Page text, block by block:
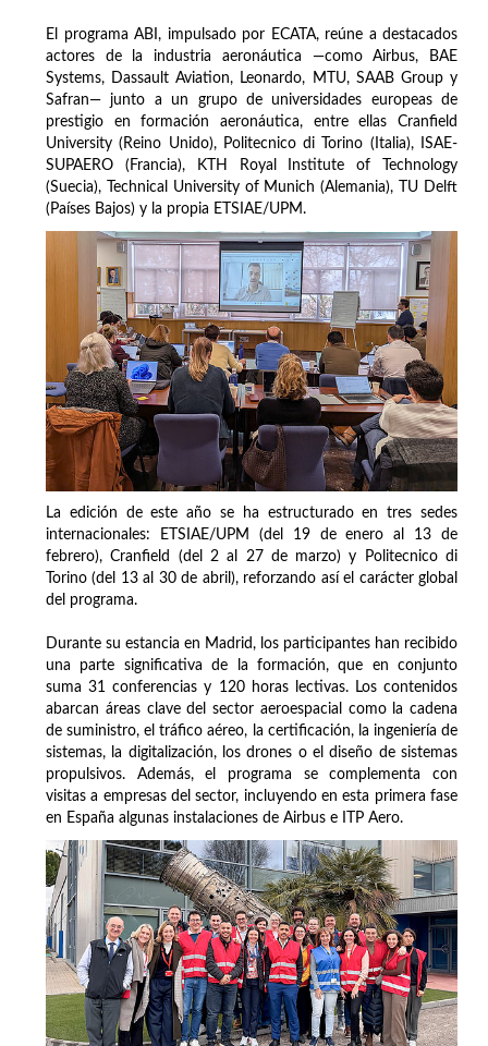
El programa ABI, impulsado por ECATA, reúne a destacados
actores de la industria aeronáutica —como Airbus, BAE
Systems, Dassault Aviation, Leonardo, MTU, SAAB Group y
Safran— junto a un grupo de universidades europeas de
prestigio en formación aeronáutica, entre ellas Cranfield
University (Reino Unido), Politecnico di Torino (Italia), ISAE-
SUPAERO (Francia), KTH Royal Institute of Technology
(Suecia), Technical University of Munich (Alemania), TU Delft
(Países Bajos) y la propia ETSIAE/UPM.
La edición de este año se ha estructurado en tres sedes
internacionales: ETSIAE/UPM (del 19 de enero al 13 de
febrero), Cranfield (del 2 al 27 de marzo) y Politecnico di
Torino (del 13 al 30 de abril), reforzando así el carácter global
del programa.
Durante su estancia en Madrid, los participantes han recibido
una parte significativa de la formación, que en conjunto
suma 31 conferencias y 120 horas lectivas. Los contenidos
abarcan áreas clave del sector aeroespacial como la cadena
de suministro, el tráfico aéreo, la certificación, la ingeniería de
sistemas, la digitalización, los drones o el diseño de sistemas
propulsivos. Además, el programa se complementa con
visitas a empresas del sector, incluyendo en esta primera fase
en España algunas instalaciones de Airbus e ITP Aero.